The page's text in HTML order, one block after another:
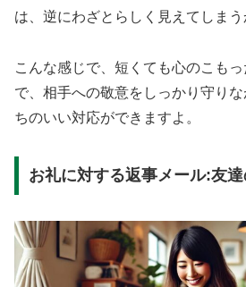
は、逆にわざとらしく見えてしまう
こんな感じで、短くても心のこも
で、相手への敬意をしっかり守り
ちのいい対応ができますよ。
お礼に対する返事メール:友